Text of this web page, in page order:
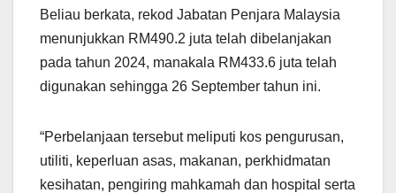
p
o
k
Beliau berkata, rekod Jabatan Penjara Malaysia
menunjukkan RM490.2 juta telah dibelanjakan
pada tahun 2024, manakala RM433.6 juta telah
digunakan sehingga 26 September tahun ini.
“Perbelanjaan tersebut meliputi kos pengurusan,
utiliti, keperluan asas, makanan, perkhidmatan
kesihatan, pengiring mahkamah dan hospital serta